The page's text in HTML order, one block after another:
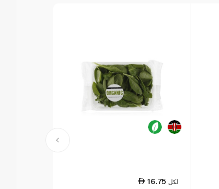
16.75 لكل